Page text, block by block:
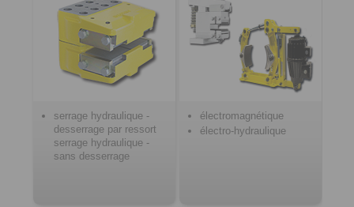
serrage hydraulique -
desserrage par ressort
serrage hydraulique -
sans desserrage
électromagnétique
électro-hydraulique